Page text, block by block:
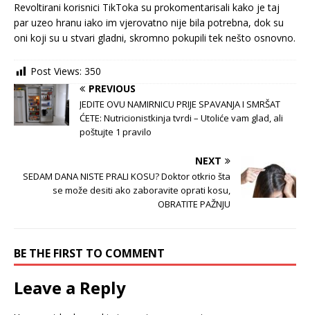
Revoltirani korisnici TikToka su prokomentarisali kako je taj
par uzeo hranu iako im vjerovatno nije bila potrebna, dok su
oni koji su u stvari gladni, skromno pokupili tek nešto osnovno.
Post Views: 350
PREVIOUS
JEDITE OVU NAMIRNICU PRIJE SPAVANJA I SMRŠAT
ĆETE: Nutricionistkinja tvrdi – Utoliće vam glad, ali
poštujte 1 pravilo
NEXT
SEDAM DANA NISTE PRALI KOSU? Doktor otkrio šta
se može desiti ako zaboravite oprati kosu,
OBRATITE PAŽNJU
BE THE FIRST TO COMMENT
Leave a Reply